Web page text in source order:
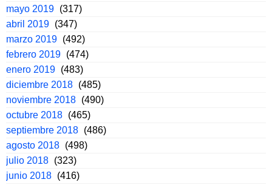
mayo 2019 (317)
abril 2019 (347)
marzo 2019 (492)
febrero 2019 (474)
enero 2019 (483)
diciembre 2018 (485)
noviembre 2018 (490)
octubre 2018 (465)
septiembre 2018 (486)
agosto 2018 (498)
julio 2018 (323)
junio 2018 (416)